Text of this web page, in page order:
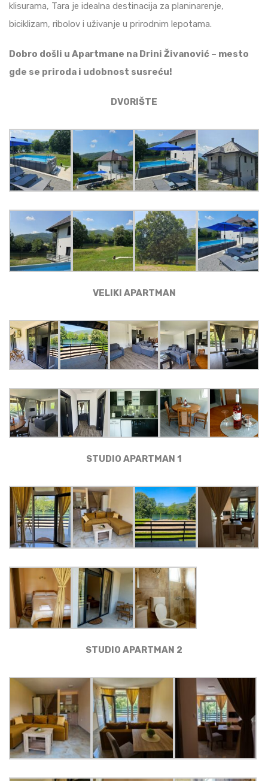
klisurama, Tara je idealna destinacija za planinarenje,
biciklizam, ribolov i uživanje u prirodnim lepotama.
Dobro došli u Apartmane na Drini Živanović – mesto
gde se priroda i udobnost susreću!
DVORIŠTE
VELIKI APARTMAN
STUDIO APARTMAN 1
STUDIO APARTMAN 2